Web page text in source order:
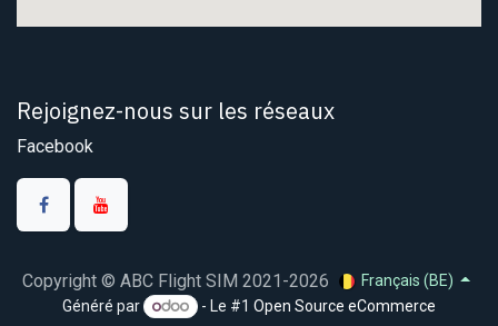
Rejoignez-nous sur les réseaux
Facebook
Copyright © ABC Flight SIM 2021-2026
Français (BE)
Généré par
- Le #1 Open Source eCommerce